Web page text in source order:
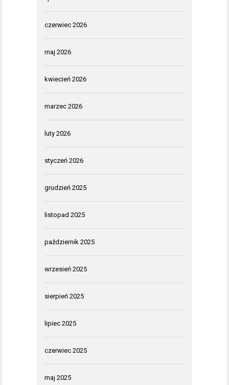
czerwiec 2026
maj 2026
kwiecień 2026
marzec 2026
luty 2026
styczeń 2026
grudzień 2025
listopad 2025
październik 2025
wrzesień 2025
sierpień 2025
lipiec 2025
czerwiec 2025
maj 2025